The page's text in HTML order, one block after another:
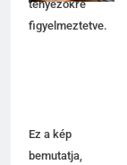
tényezőkre
figyelmeztetve.
Ez a kép
bemutatja,